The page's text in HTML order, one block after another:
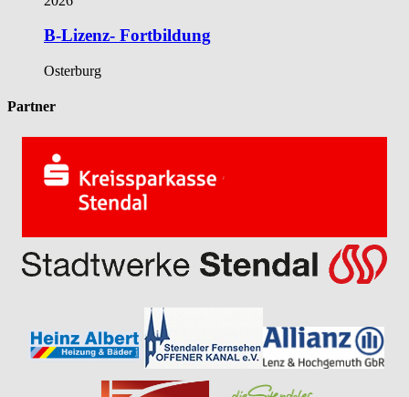
B-Lizenz- Fortbildung
Osterburg
Partner